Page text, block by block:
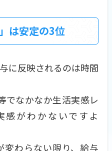
は安定の3位
に反映されるのは時間
でなかなか生活実感レ
感がわかないですよ
変わらない限り、給与